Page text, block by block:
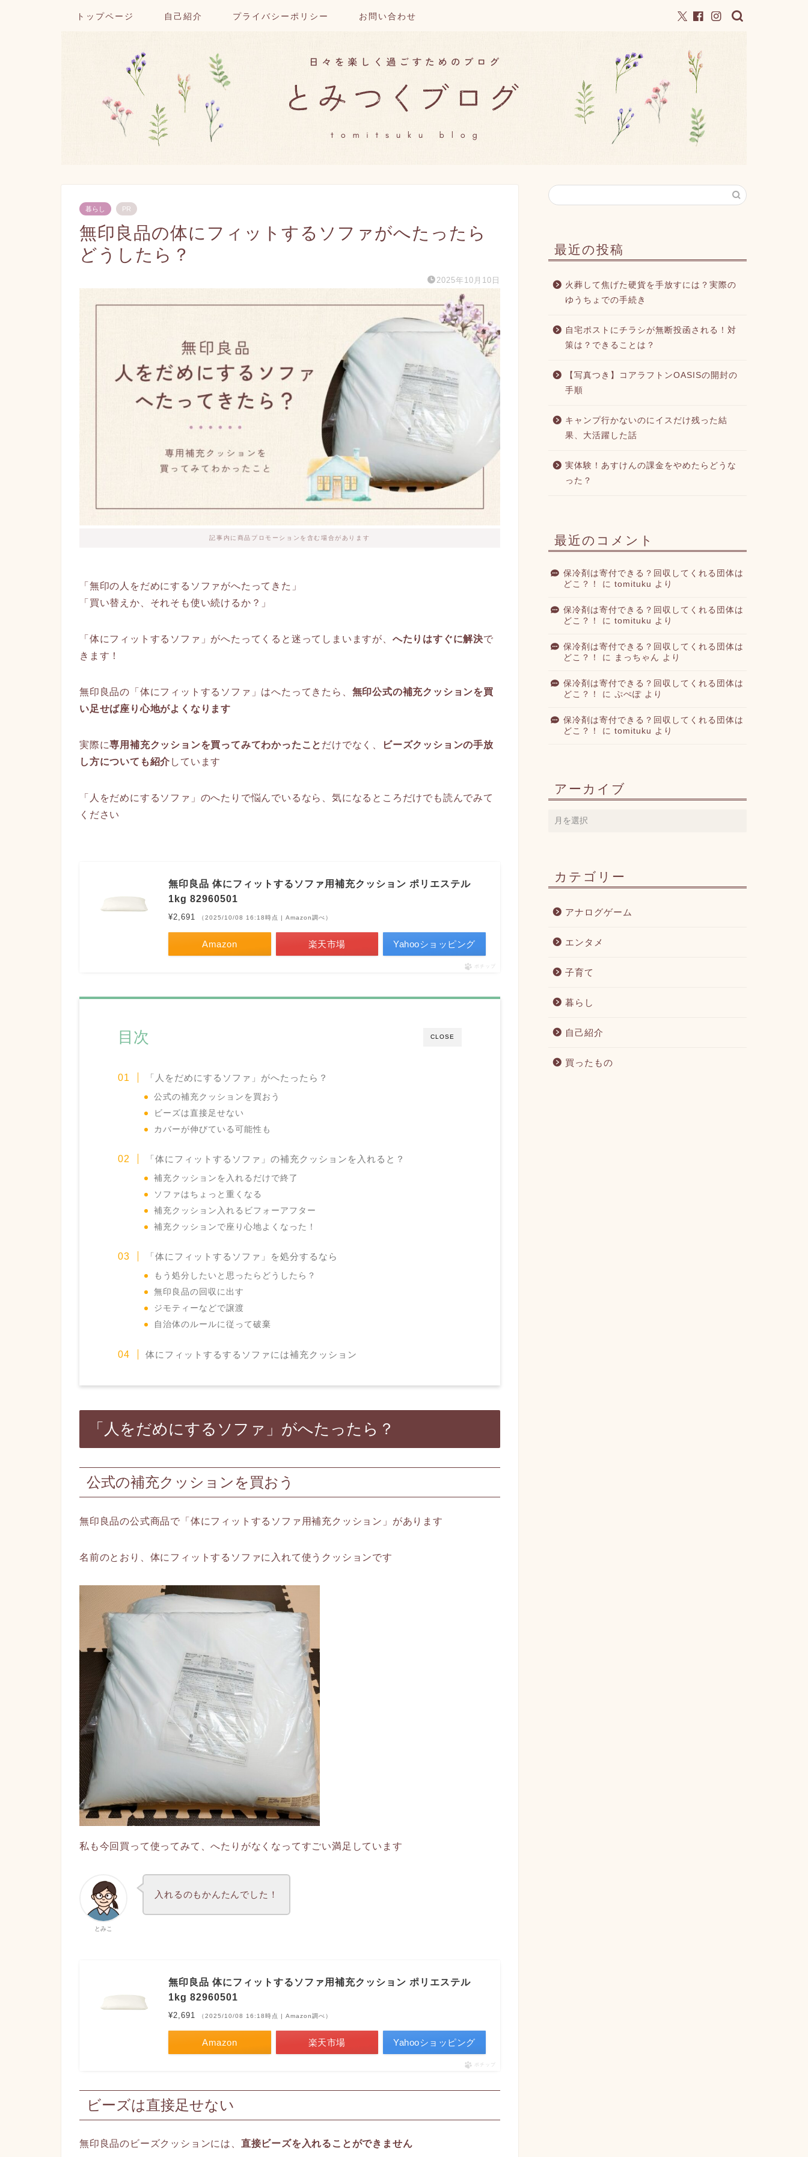
トップページ 自己紹介 プライバシーポリシー お問い合わせ
暮らし PR
無印良品の体にフィットするソファがへたったら
どうしたら？
2025年10月10日
記事内に商品プロモーションを含む場合があります
「無印の人をだめにするソファがへたってきた」
「買い替えか、それそも使い続けるか？」
「体にフィットするソファ」がへたってくると迷ってしまいますが、 へたりはすぐに解決で
きます！
無印良品の「体にフィットするソファ」はへたってきたら、 無印公式の補充クッションを買
い足せば座り心地がよくなります
実際に専用補充クッションを買ってみてわかったこと だけでなく、
ビーズクッションの手放
し方についても紹介 しています
「人をだめにするソファ」のへたりで悩んでいるなら、気になるところだけでも読んでみて
ください
無印良品 体にフィットするソファ用補充クッション ポリエステル
1kg 82960501
¥2,691 （2025/10/08 16:18時点 | Amazon調べ）
Amazon 楽天市場 Yahooショッピング
ポチップ
CLOSE
目次
「人をだめにするソファ」がへたったら？
公式の補充クッションを買おう
ビーズは直接足せない
カバーが伸びている可能性も
「体にフィットするソファ」の補充クッションを入れると？
補充クッションを入れるだけで終了
ソファはちょっと重くなる
補充クッション入れるビフォーアフター
補充クッションで座り心地よくなった！
「体にフィットするソファ」を処分するなら
もう処分したいと思ったらどうしたら？
無印良品の回収に出す
ジモティーなどで譲渡
自治体のルールに従って破棄
体にフィットするするソファには補充クッション
「人をだめにするソファ」がへたったら？
公式の補充クッションを買おう
無印良品の公式商品で「体にフィットするソファ用補充クッション」があります
名前のとおり、体にフィットするソファに入れて使うクッションです
私も今回買って使ってみて、へたりがなくなってすごい満足しています
とみこ
入れるのもかんたんでした！
無印良品 体にフィットするソファ用補充クッション ポリエステル
1kg 82960501
¥2,691 （2025/10/08 16:18時点 | Amazon調べ）
Amazon 楽天市場 Yahooショッピング
ポチップ
ビーズは直接足せない
無印良品のビーズクッションには、 直接ビーズを入れることができません
最近の投稿
火葬して焦げた硬貨を手放すには？実際の
ゆうちょでの手続き
自宅ポストにチラシが無断投函される！対
策は？できることは？
【写真つき】コアラフトンOASISの開封の
手順
キャンプ行かないのにイスだけ残った結
果、大活躍した話
実体験！あすけんの課金をやめたらどうな
った？
最近のコメント
保冷剤は寄付できる？回収してくれる団体は
どこ？！
に tomituku より
保冷剤は寄付できる？回収してくれる団体は
どこ？！
に tomituku より
保冷剤は寄付できる？回収してくれる団体は
どこ？！
に まっちゃん より
保冷剤は寄付できる？回収してくれる団体は
どこ？！
に ぷぺぽより
保冷剤は寄付できる？回収してくれる団体は
どこ？！
に tomituku より
アーカイブ
カテゴリー
アナログゲーム
エンタメ
子育て
暮らし
自己紹介
買ったもの